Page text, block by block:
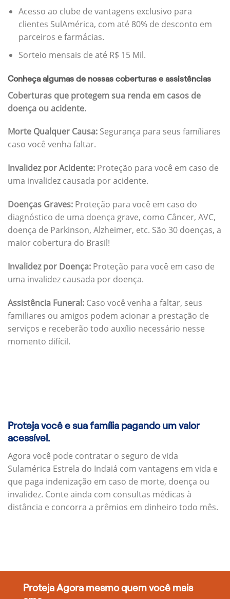
Acesso ao clube de vantagens exclusivo para
clientes SulAmérica, com até 80% de desconto em
parceiros e farmácias.
Sorteio mensais de até R$ 15 Mil.
Conheça algumas de nossas coberturas e assistências
Coberturas que protegem sua renda em casos de
doença ou acidente.
Morte Qualquer Causa: Segurança para seus famíliares
caso você venha faltar.
Invalidez por Acidente: Proteção para você em caso de
uma invalidez causada por acidente.
Doenças Graves: Proteção para você em caso do
diagnóstico de uma doença grave, como Câncer, AVC,
doença de Parkinson, Alzheimer, etc. São 30 doenças, a
maior cobertura do Brasil!
Invalidez por Doença: Proteção para você em caso de
uma invalidez causada por doença.
Assistência Funeral: Caso você venha a faltar, seus
familiares ou amigos podem acionar a prestação de
serviços e receberão todo auxílio necessário nesse
momento difícil.
Proteja você e sua família pagando um valor
acessível.
Agora você pode contratar o seguro de vida
Sulamérica Estrela do Indaiá com vantagens em vida e
que paga indenização em caso de morte, doença ou
invalidez. Conte ainda com consultas médicas à
distância e concorra a prêmios em dinheiro todo mês.
Proteja Agora mesmo quem você mais